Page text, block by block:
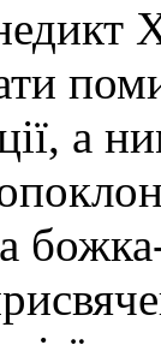
а